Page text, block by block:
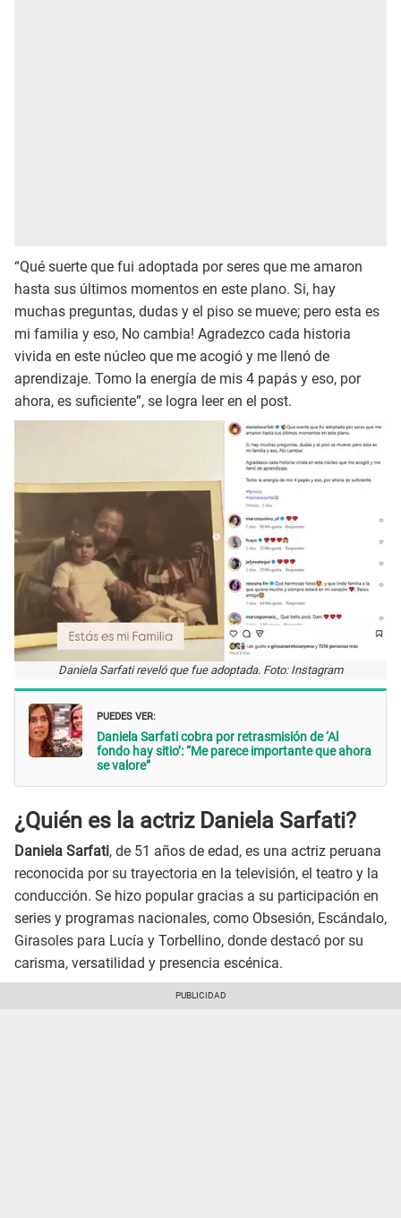
“Qué suerte que fui adoptada por seres que me amaron
hasta sus últimos momentos en este plano. Si, hay
muchas preguntas, dudas y el piso se mueve; pero esta es
mi familia y eso, No cambia! Agradezco cada historia
vivida en este núcleo que me acogió y me llenó de
aprendizaje. Tomo la energía de mis 4 papás y eso, por
ahora, es suficiente”, se logra leer en el post.
Daniela Sarfati reveló que fue adoptada. Foto: Instagram
PUEDES VER:
Daniela Sarfati cobra por retrasmisión de ‘Al
fondo hay sitio’: “Me parece importante que ahora
se valore”
¿Quién es la actriz Daniela Sarfati?
Daniela Sarfati, de 51 años de edad, es una actriz peruana
reconocida por su trayectoria en la televisión, el teatro y la
conducción. Se hizo popular gracias a su participación en
series y programas nacionales, como Obsesión, Escándalo,
Girasoles para Lucía y Torbellino, donde destacó por su
carisma, versatilidad y presencia escénica.